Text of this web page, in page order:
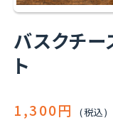
バスクチー
ト
1,300円 (税込)